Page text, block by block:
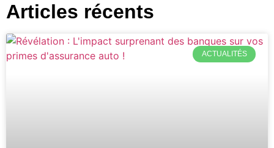
Articles récents
ACTUALITÉS